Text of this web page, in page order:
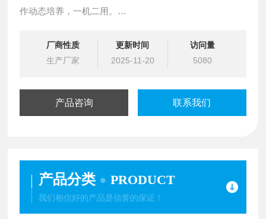
作动态培养，一机二用。
耐用，尤其是截重性能好，对振荡板上的培养体放置无需
平均。
厂商性质
生产厂家
更新时间
2025-11-20
访问量
5080
产品咨询 联系我们
产品分类 PRODUCT
我们相信好的产品是信誉的保证！